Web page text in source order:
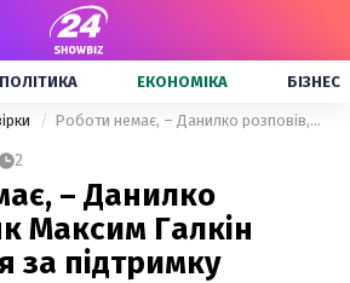
ЕКОНОМІКА БІЗНЕС
Роботи немає, – Данилко розповів, як Максим Галкін поплатився за підтримку України
2
– Данилко
Максим Галкін
за підтримку